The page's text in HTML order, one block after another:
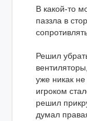
В какой-то
паззла в
Решил
уже никак
игроком
решил
думал